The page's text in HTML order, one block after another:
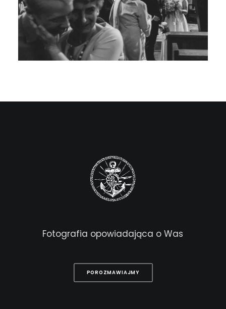
Fotografia opowiadająca o Was
POROZMAWIAJMY